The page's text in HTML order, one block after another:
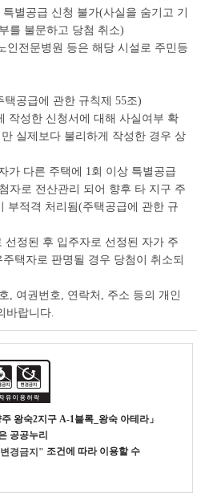
별공급 신청 불가(사실을 숨기고 기
를 불문하고 당첨 취소)
인전문병원 등은 해당 시설로 주민등
공급에 관한 규칙제 55조)
작성한 신청서에 대해 사실여부 확
실제보다 불리하게 작성한 경우 상
가 다른 주택에 1회 이상 특별공급
자로 전산관리 되어 향후 타 지구 주
부적격 처리됨(주택공급에 관한 규
정된 후 입주자로 선정된 자가 주
택자로 판명될 경우 당첨이 취소되
, 여권번호, 연락처, 주소 등의 개인
바랍니다.
주 왕숙2지구 A-1블록_왕숙 아테라」
공공누리
경금지" 조건에 따라 이용할 수